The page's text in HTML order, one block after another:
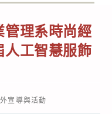
管理系時尚經
人工智慧服飾
宣導與活動